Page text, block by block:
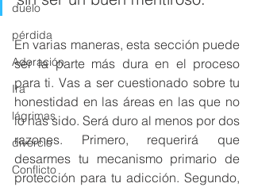
duelo
pérdida
Adoración
Ira
lágrimas
divorcio
Conflicto
En varias maneras, esta sección puede
ser la parte más dura en el proceso
para ti. Vas a ser cuestionado sobre tu
honestidad en las áreas en las que no
lo has sido. Será duro al menos por dos
razones. Primero, requerirá que
desarmes tu mecanismo primario de
protección para tu adicción. Segundo,